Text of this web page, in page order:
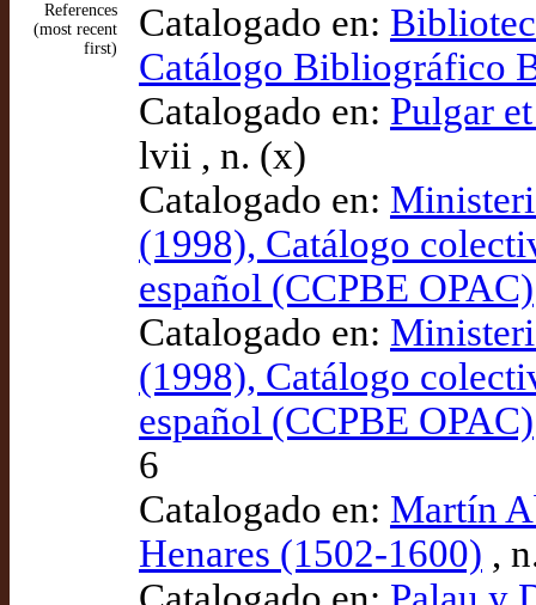
References
(most recent
first)
Catalogado en:
Catálogo Bibliográfico
Catalogado en: Pulgar
lvii , n. (x)
Catalogado en:
(1998), Catálogo
español (CCPBE OPAC)
Catalogado en:
(1998), Catálogo
español (CCPBE OPAC)
6
Catalogado en: Martín
Henares (1502-1600) ,